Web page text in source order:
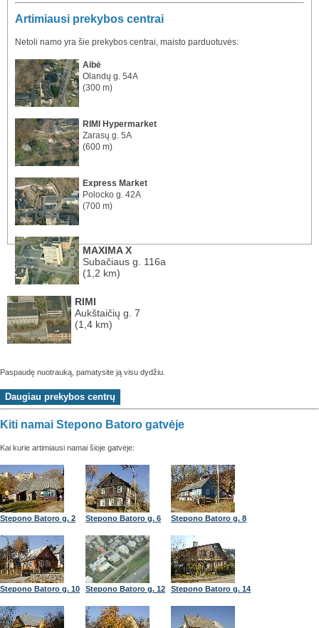
Artimiausi prekybos centrai
Netoli namo yra šie prekybos centrai, maisto parduotuvės:
Aibė
Olandų g. 54A
(300 m)
RIMI Hypermarket
Zarasų g. 5A
(600 m)
Express Market
Polocko g. 42A
(700 m)
MAXIMA X
Subačiaus g. 116a
(1,2 km)
RIMI
Aukštaičių g. 7
(1,4 km)
Paspaudę nuotrauką, pamatysite ją visu dydžiu.
Kiti namai Stepono Batoro gatvėje
Kai kurie artimiausi namai šioje gatvėje:
Stepono Batoro g. 2 Stepono Batoro g. 6 Stepono Batoro g. 8
Stepono Batoro g. 10 Stepono Batoro g. 12 Stepono Batoro g. 14